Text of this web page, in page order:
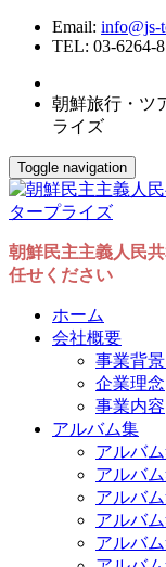
Email: info@js-
TEL: 03-6264-
朝鮮旅行・ツ
ライズ
Toggle navigation
朝鮮民主主義人民
任せください
ホーム
会社概要
事業背
企業理念
事業内容
アルバム集
アルバ
アルバム
アルバム
アルバム
アルバ